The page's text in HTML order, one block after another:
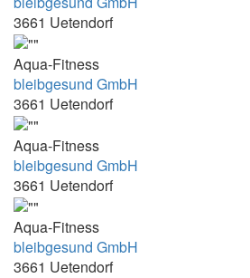
15:45 - 16:25
15:45 - 16:45
15:45 - 18:40
15:45-16:15
15:45-16:30
15:45-16:45
16.00 - 17.30
16.00-16.30
3661 Uetendorf
Aqua-Fitness
bleibgesund GmbH
3661 Uetendorf
Aqua-Fitness
bleibgesund GmbH
3661 Uetendorf
Aqua-Fitness
bleibgesund GmbH
3661 Uetendorf